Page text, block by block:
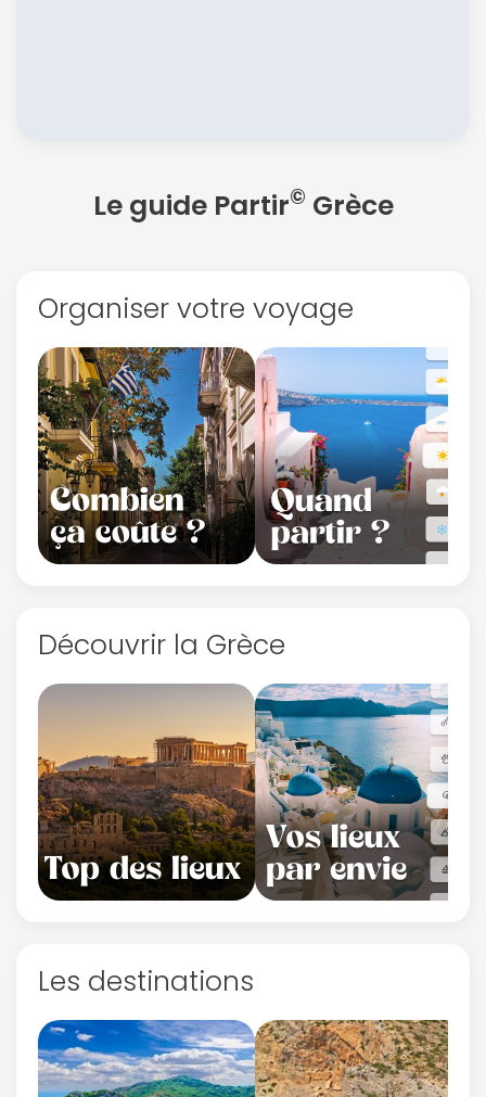
Le guide Partir© Grèce
Organiser votre voyage
Découvrir la Grèce
Les destinations